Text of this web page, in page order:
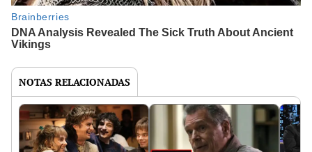
NOTAS RELACIONADAS